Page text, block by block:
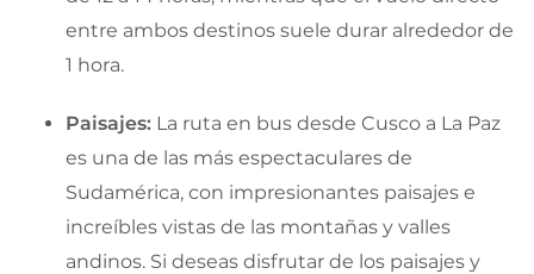
entre ambos destinos suele durar alrededor de
1 hora.
Paisajes: La ruta en bus desde Cusco a La Paz
es una de las más espectaculares de
Sudamérica, con impresionantes paisajes e
increíbles vistas de las montañas y valles
andinos. Si deseas disfrutar de los paisajes y